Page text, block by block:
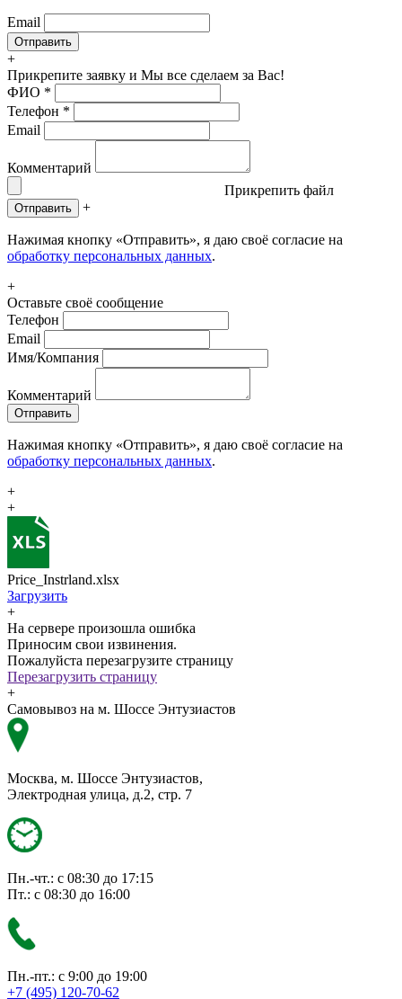
Email
+
Прикрепите заявку и Мы все сделаем за Вас!
ФИО *
Телефон *
Email
Комментарий
Прикрепить файл
Отправить +
Нажимая кнопку «Отправить», я даю своё согласие на
обработку персональных данных.
+
Оставьте своё сообщение
Телефон
Email
Имя/Компания
Комментарий
Отправить
Нажимая кнопку «Отправить», я даю своё согласие на
обработку персональных данных.
+
+
Price_Instrland.xlsx
Загрузить
+
На сервере произошла ошибка
Приносим свои извинения.
Пожалуйста перезагрузите страницу
Перезагрузить страницу
+
Самовывоз на м. Шоссе Энтузиастов
Москва, м. Шоссе Энтузиастов,
Электродная улица, д.2, стр. 7
Пн.-чт.: с 08:30 до 17:15
Пт.: с 08:30 до 16:00
Пн.-пт.: с 9:00 до 19:00
+7 (495) 120-70-62